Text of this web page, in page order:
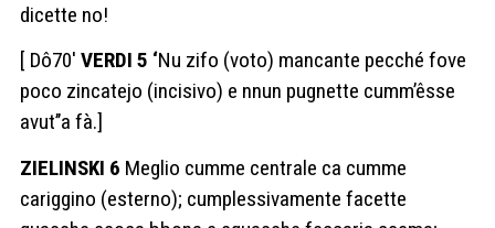
dicette no!
[ Dô70′ VERDI 5 ‘Nu zifo (voto) mancante pecché fove
poco zincatejo (incisivo) e nnun pugnette cumm’êsse
avut’’a fà.]
ZIELINSKI 6 Meglio cumme centrale ca cumme
cariggino (esterno); cumplessivamente facette